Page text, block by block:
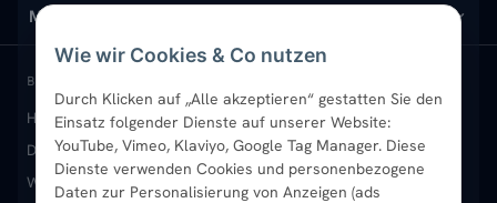
Wie wir Cookies & Co nutzen
Durch Klicken auf „Alle akzeptieren“ gestatten Sie den
Einsatz folgender Dienste auf unserer Website:
YouTube, Vimeo, Klaviyo, Google Tag Manager. Diese
Dienste verwenden Cookies und personenbezogene
Daten zur Personalisierung von Anzeigen (ads
Design-Heizkörper
Paneelheizkörper
Vertikal-Heizkörper
Heizkörper-Zubehör
Versand & Lieferung
Rückgabe & Widerruf
Garantie & Gewährleistung
Montageservice vor Ort
Wir über uns
Standort & Abholung Jüchen
B2B-Kunden
Karriere
MEIN KONTO
Anmelden / Mein Konto
Merkliste
Newsletter
BELIEBTE KATEGORIEN
Heizkörper kaufenBadheizkörperHandtuchheizkörper
Design-HeizkörperPaneelheizkörperVertikal-Heizkörper
Wandheizkörper Wohnraum-Heizkörper Badheizkörper Schwarz